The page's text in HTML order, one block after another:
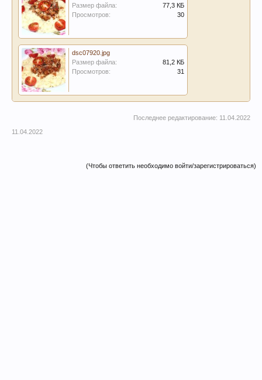
Размер файла:
77,3 КБ
Просмотров:
30
dsc07920.jpg
Размер файла:
81,2 КБ
Просмотров:
31
Последнее редактирование: 11.04.2022
11.04.2022
(Чтобы ответить необходимо войти/зарегистрироваться)